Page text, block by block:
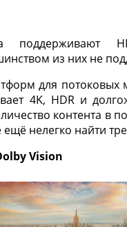
поддерживают
из них не
для потоковых
4K, HDR и
контента
нелегко найти
Vision